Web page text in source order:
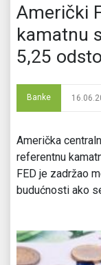
Američki
kamatnu
5,25 odsto
Banke
Američka
referentnu
FED je zadržao
budućnosti ako